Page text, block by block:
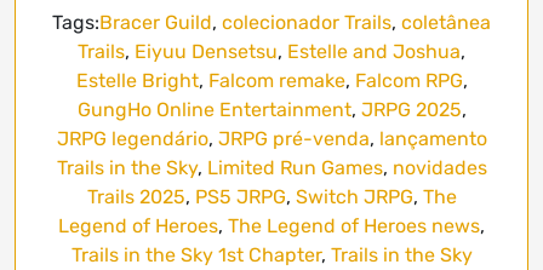
Tags:Bracer Guild, colecionador Trails, coletânea
Trails, Eiyuu Densetsu, Estelle and Joshua,
Estelle Bright, Falcom remake, Falcom RPG,
GungHo Online Entertainment, JRPG 2025,
JRPG legendário, JRPG pré-venda, lançamento
Trails in the Sky, Limited Run Games, novidades
Trails 2025, PS5 JRPG, Switch JRPG, The
Legend of Heroes, The Legend of Heroes news,
Trails in the Sky 1st Chapter, Trails in the Sky